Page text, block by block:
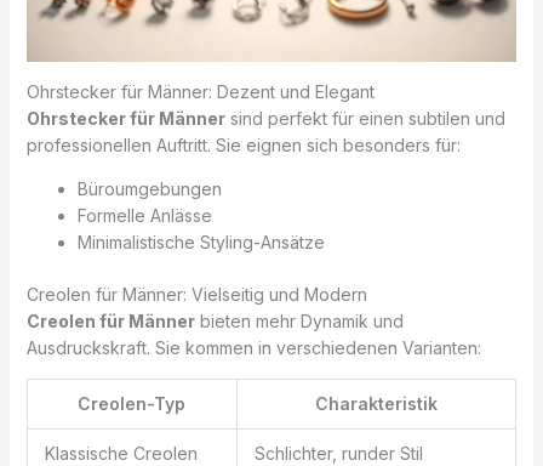
Ohrstecker für Männer: Dezent und Elegant
Ohrstecker für Männersind perfekt für einen subtilen und
professionellen Auftritt. Sie eignen sich besonders für:
Büroumgebungen
Formelle Anlässe
Minimalistische Styling-Ansätze
Creolen für Männer: Vielseitig und Modern
Creolen für Männerbieten mehr Dynamik und
Ausdruckskraft. Sie kommen in verschiedenen Varianten:
Creolen-Typ Charakteristik
Klassische Creolen Schlichter, runder Stil